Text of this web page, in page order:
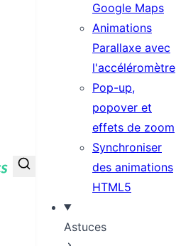
Google Maps
Animations
Parallaxe avec
l'accéléromètre
Pop-up,
popover et
effets de zoom
Synchroniser
des animations
HTML5
Astuces